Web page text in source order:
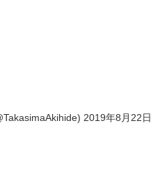
2019年8月22日